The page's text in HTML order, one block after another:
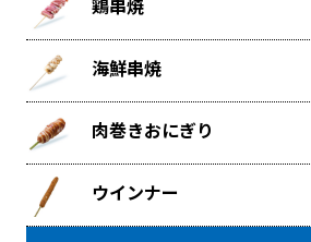
鶏串焼
海鮮串焼
肉巻きおにぎり
ウインナー